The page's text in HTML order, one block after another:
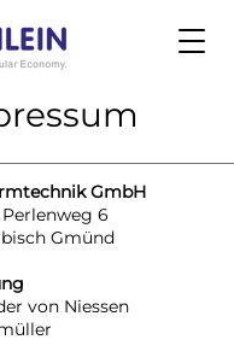
GmbH
6
Gmünd
von Niessen